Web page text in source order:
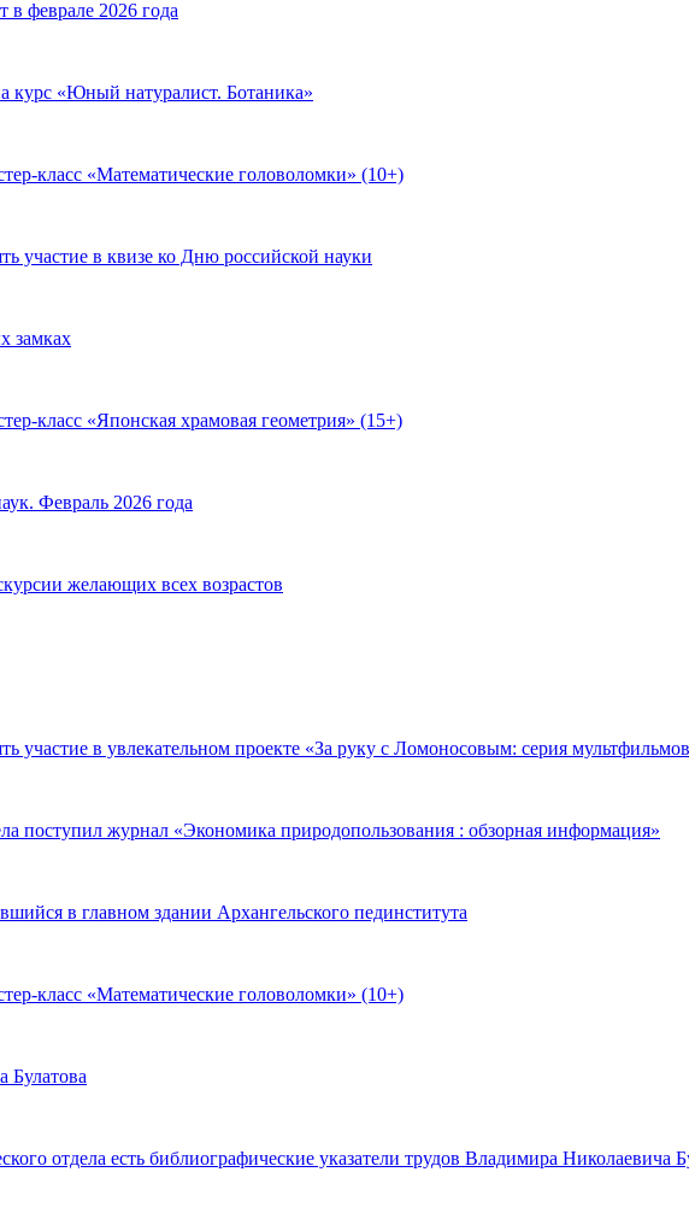
в феврале 2026 года
курс «Юный натуралист. Ботаника»
класс «Математические головоломки» (10+)
участие в квизе ко Дню российской науки
замках
класс «Японская храмовая геометрия» (15+)
Февраль 2026 года
желающих всех возрастов
участие в увлекательном проекте «За руку с Ломоносовым: серия
поступил журнал «Экономика природопользования : обзорная информация»
в главном здании Архангельского пединститута
класс «Математические головоломки» (10+)
Булатова
отдела есть библиографические указатели трудов Владимира Николаевича